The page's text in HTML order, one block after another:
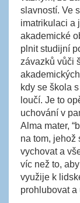
slavností. Ve
imatrikulaci a
akademické
plnit studijní
závazků vůči
kdy se škola
loučí. Je to
uchování v
Alma mater,
na tom, jehož
vychovat a
víc než to,
využije k
prohlubovat a